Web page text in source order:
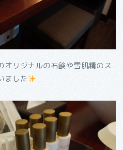
オリジナルの石鹸や雪肌精のス
ました